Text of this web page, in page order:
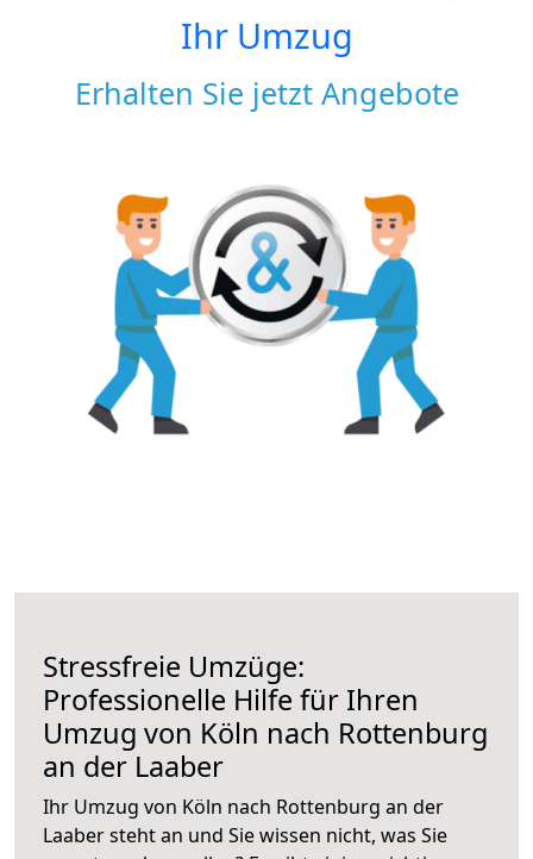
Ihr Umzug
Erhalten Sie jetzt Angebote
Stressfreie Umzüge:
Professionelle Hilfe für Ihren
Umzug von Köln nach Rottenburg
an der Laaber
Ihr Umzug von Köln nach Rottenburg an der
Laaber steht an und Sie wissen nicht, was Sie